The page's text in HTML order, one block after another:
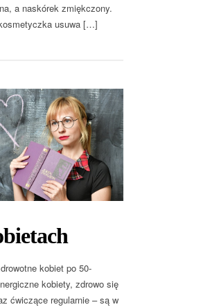
a naskórek zmiękczony.
usuwa […]
kobiet po 50-
kobiety, zdrowo się
ćwiczące regularnie – są w